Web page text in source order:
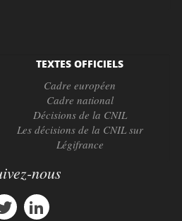
TEXTES OFFICIELS
Cadre européen
Cadre national
Décisions de la CNIL
Les décisions de la CNIL sur
Légifrance
nous